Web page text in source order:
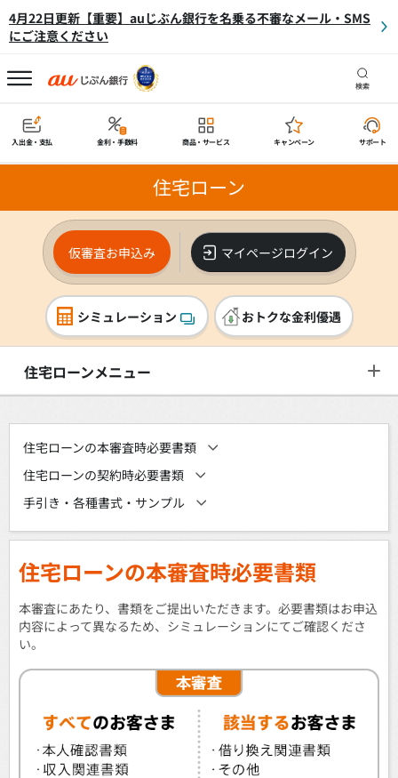
4月22日更新【重要】auじぶん銀行を名乗る不審なメール・SMS
にご注意ください
検索
入出金・支払 金利・手数料 商品・サービス キャンペーン サポート
住宅ローン
仮審査お申込み マイページログイン
シミュレーション おトクな金利優遇
住宅ローンメニュー
住宅ローンの本審査時必要書類
住宅ローンの契約時必要書類
手引き・各種書式・サンプル
住宅ローンの本審査時必要書類
本審査にあたり、書類をご提出いただきます。必要書類はお申込
内容によって異なるため、シミュレーションにてご確認くださ
い。